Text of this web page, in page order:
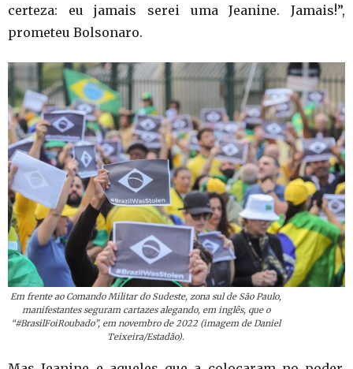
certeza: eu jamais serei uma Jeanine. Jamais!”,
prometeu Bolsonaro.
Em frente ao Comando Militar do Sudeste, zona sul de São Paulo,
manifestantes seguram cartazes alegando, em inglês, que o
“#BrasilFoiRoubado”, em novembro de 2022 (imagem de Daniel
Teixeira/Estadão).